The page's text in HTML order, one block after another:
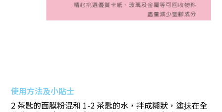
使用方法及小貼士
2 茶匙的面膜粉混和 1-2 茶匙的水，拌成糊狀，塗抺在全